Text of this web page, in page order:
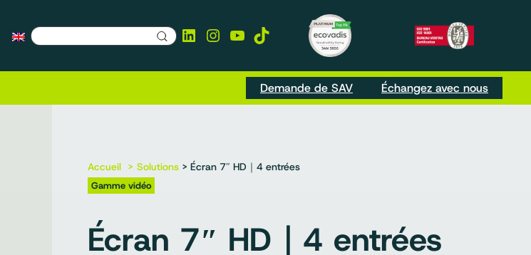
LinkedIn
Instagram
YouTube
TikTok
Demande de SAV Échangez avec nous
Accueil Solutions > Écran 7″ HD｜4 entrées
Gamme vidéo
Écran 7″ HD｜4 entrées